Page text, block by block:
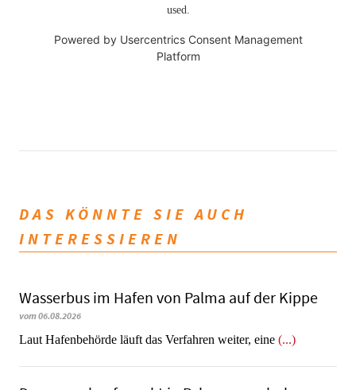
used.
Powered by Usercentrics Consent Management
Platform
DAS KÖNNTE SIE AUCH
INTERESSIEREN
Wasserbus im Hafen von Palma auf der Kippe
vom 06.08.2026
Laut Hafenbehörde läuft das Verfahren weiter, eine (...)